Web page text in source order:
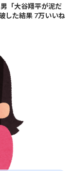
「大谷翔平が泥だ
した結果 7万いいね